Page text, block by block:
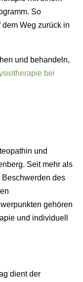
So
Weg zurück in
und behandeln,
bei
und
Seit mehr als
des
gehören
und individuell
dient der